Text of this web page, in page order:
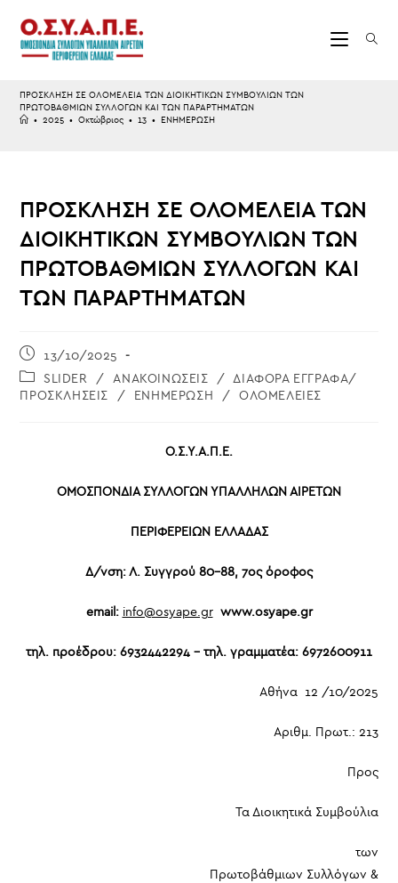
content
ΠΡΟΣΚΛΗΣΗ ΣΕ ΟΛΟΜΕΛΕΙΑ ΤΩΝ ΔΙΟΙΚΗΤΙΚΩΝ ΣΥΜΒΟΥΛΙΩΝ ΤΩΝ
ΠΡΩΤΟΒΑΘΜΙΩΝ ΣΥΛΛΟΓΩΝ ΚΑΙ ΤΩΝ ΠΑΡΑΡΤΗΜΑΤΩΝ
• 2025 • Οκτώβριος • 13 • ΕΝΗΜΕΡΩΣΗ
ΠΡΟΣΚΛΗΣΗ ΣΕ ΟΛΟΜΕΛΕΙΑ ΤΩΝ
ΔΙΟΙΚΗΤΙΚΩΝ ΣΥΜΒΟΥΛΙΩΝ ΤΩΝ
ΠΡΩΤΟΒΑΘΜΙΩΝ ΣΥΛΛΟΓΩΝ ΚΑΙ
ΤΩΝ ΠΑΡΑΡΤΗΜΑΤΩΝ
Post
published:
13/10/2025
Post
category:
SLIDER / ΑΝΑΚΟΙΝΩΣΕΙΣ / ΔΙΑΦΟΡΑ ΕΓΓΡΑΦΑ/
ΠΡΟΣΚΛΗΣΕΙΣ
/ ΕΝΗΜΕΡΩΣΗ / ΟΛΟΜΕΛΕΙΕΣ
Ο.Σ.Υ.Α.Π.Ε.
ΟΜΟΣΠΟΝΔΙΑ ΣΥΛΛΟΓΩΝ ΥΠΑΛΛΗΛΩΝ ΑΙΡΕΤΩΝ
ΠΕΡΙΦΕΡΕΙΩΝ ΕΛΛΑΔΑΣ
Δ/νση: Λ. Συγγρού 80-88, 7ος όροφος
email: info@osyape.gr www.osyape.gr
τηλ. προέδρου: 6932442294 – τηλ. γραμματέα: 6972600911
Αθήνα 12 /10/2025
Αριθμ. Πρωτ.: 213
Προς
Τα Διοικητικά Συμβούλια
των
Πρωτοβάθμιων Συλλόγων &